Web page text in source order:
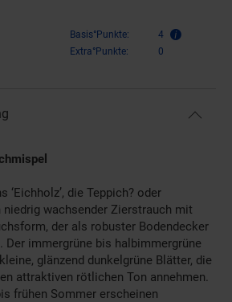
Basis°Punkte:
4
Extra°Punkte:
0
‘Eichholz’, die Teppich? oder
wachsender Zierstrauch mit
der als robuster Bodendecker
Der immergrüne bis halbimmergrüne
glänzend dunkelgrüne Blätter, die
attraktiven rötlichen Ton annehmen.
frühen Sommer erscheinen